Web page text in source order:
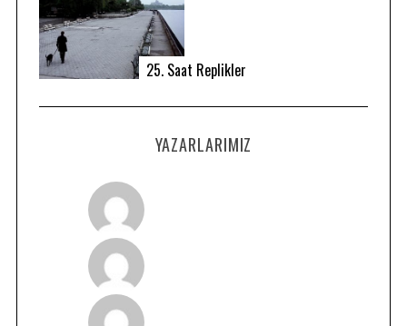
25. Saat Replikler
YAZARLARIMIZ